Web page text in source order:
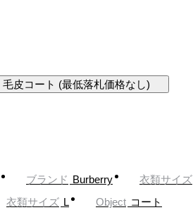
毛皮コート (最低落札価格なし)
ブランド Burberry 衣類サイズ
衣類サイズ L Object コート